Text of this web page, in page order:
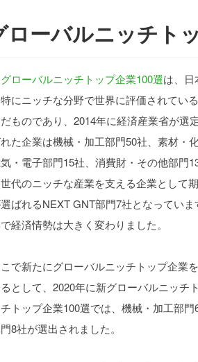
ローバルニッチト
グローバルニッチトップ企業100選は、日
にニッチな分野で世界に評価されてい
ものであり、2014年に経済産業省が選
た企業は機械・加工部門50社、素材・化
・電子部門15社、消費財・その他部門
代のニッチな産業を支える企業として
ばれるNEXT GNT部門7社となってい
経済情勢は大きく変わりました。
で新たにグローバルニッチトップ企業
として、2020年に新グローバルニッチ
トップ企業100選では、機械・加工部
8社が選出されました。